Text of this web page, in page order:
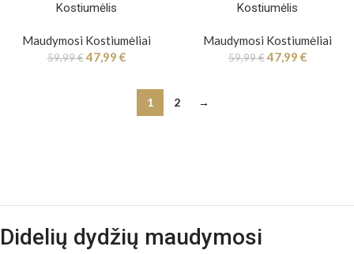
Kostiumėlis
Maudymosi Kostiumėliai
59,99€47,99 €
Kostiumėlis
Maudymosi Kostiumėliai
59,99€47,99 €
1 2 →
Didelių dydžių maudymosi